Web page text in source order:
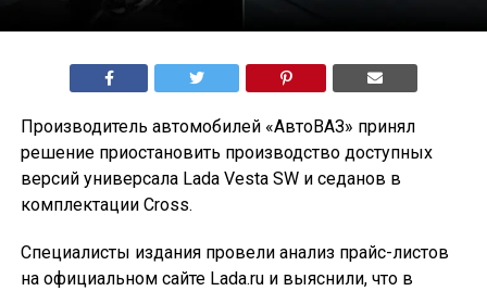
Производитель автомобилей «АвтоВАЗ» принял
решение приостановить производство доступных
версий универсала Lada Vesta SW и седанов в
комплектации Cross.
Специалисты издания провели анализ прайс-листов
на официальном сайте Lada.ru и выяснили, что в